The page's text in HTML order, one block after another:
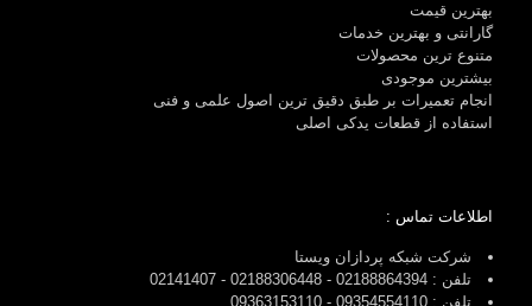
بهترین قیمت
گارانتی و بهترین خدمات
متنوع ترین محصولات
بیشترین موجودی
انجام تعمیرات بر طبق دقیق ترین اصول علمی و فنی
استفاده از قطعات یدکی اصلی
اطلاعات تماس :
شرکت شبکه پردازان ویستا
تلفن : 02188864394 - 02188306448 - 02141407
تلفن : 09354554110 - 09363153110